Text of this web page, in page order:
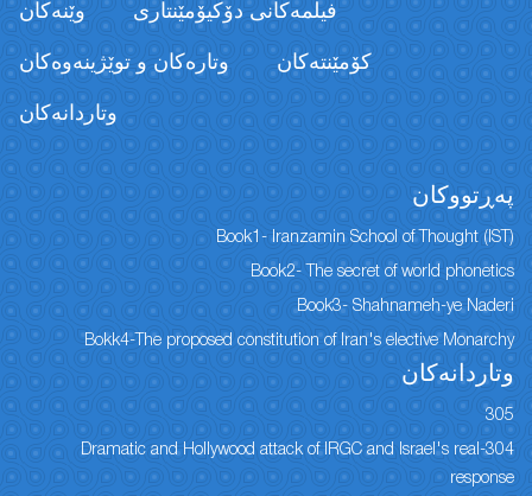
فیلمەكانی دۆکیۆمێنتاری وێنەکان
كۆمێنتەكان وتارەکان و توێژینەوەکان
وتاردانەكان
پەڕتووكان
Book1- Iranzamin School of Thought (IST)
Book2- The secret of world phonetics
Book3- Shahnameh-ye Naderi
Bokk4-The proposed constitution of Iran's elective Monarchy
وتاردانەكان
305
304-Dramatic and Hollywood attack of IRGC and Israel's real
response